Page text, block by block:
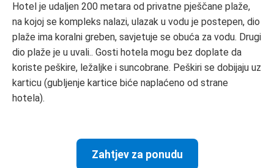
Hotel je udaljen 200 metara od privatne pješčane plaže,
na kojoj se kompleks nalazi, ulazak u vodu je postepen, dio
plaže ima koralni greben, savjetuje se obuća za vodu. Drugi
dio plaže je u uvali.. Gosti hotela mogu bez doplate da
koriste peškire, ležaljke i suncobrane. Peškiri se dobijaju uz
karticu (gubljenje kartice biće naplaćeno od strane
hotela).
Zahtjev za ponudu